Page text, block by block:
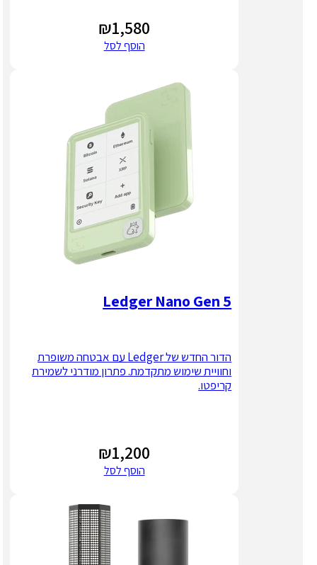
₪1,580
הוסף לסל
Ledger Nano Gen 5
הדור החדש של Ledger עם אבטחה משופרת
וחוויית שימוש מתקדמת. פתרון מודרני לשמירת
קריפטו.
₪1,200
הוסף לסל